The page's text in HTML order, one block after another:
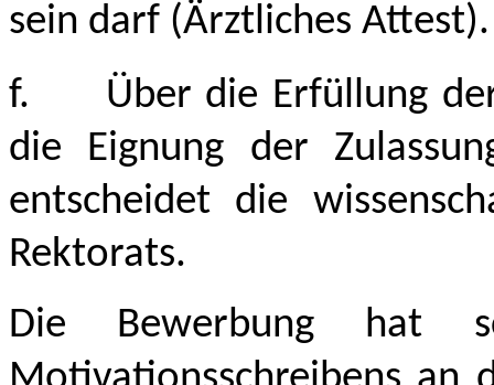
sein darf (Ärztliches Attest).
f.
Über die Erfüllung
die Eignung der
entscheidet die
Rektorats.
Die Bewerbung hat